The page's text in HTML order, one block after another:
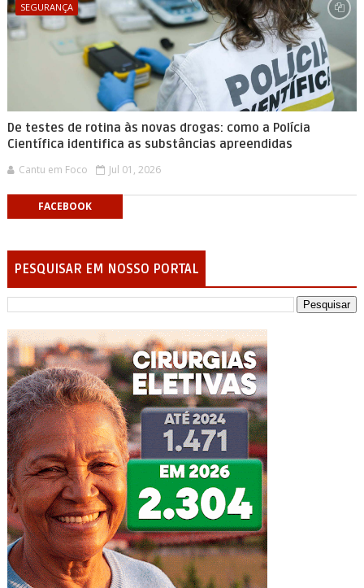
SEGURANÇA
De testes de rotina às novas drogas: como a Polícia
Científica identifica as substâncias apreendidas
Cantu em Foco Jul 01, 2026
FACEBOOK
PESQUISAR EM NOSSO PORTAL